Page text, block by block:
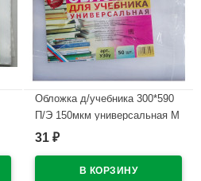
Обложка д/учебника 300*590
П/Э 150мкм универсальная М
А4 арт У 30
31 ₽